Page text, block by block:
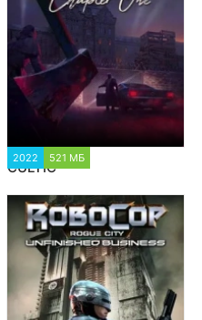
2022 521 МБ
CULTIC